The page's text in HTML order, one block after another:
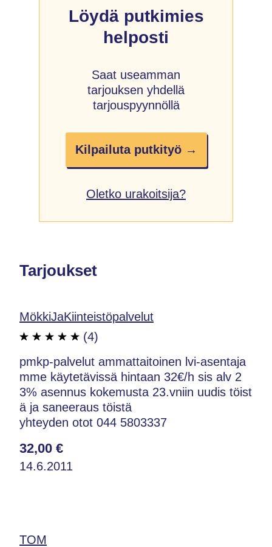
Löydä putkimies
helposti
Saat useamman
tarjouksen yhdellä
tarjouspyynnöllä
Kilpailuta putkityö →
Oletko urakoitsija?
Tarjoukset
MökkiJaKiinteistöpalvelut
(4)
pmkp-palvelut ammattaitoinen lvi-asentaja
mme käytetävissä hintaan 32€/h sis alv 2
3% asennus kokemusta 23.vniin uudis töist
ä ja saneeraus töistä
yhteyden otot 044 5803337
32,00 €
14.6.2011
TOM